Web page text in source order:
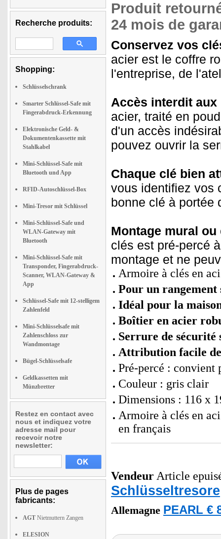
Recherche produits:
Shopping:
Schlüsselschrank
Smarter Schlüssel-Safe mit
Fingerabdruck-Erkennung
Elektronische Geld- &
Dokumentenkassette mit
Stahlkabel
Mini-Schlüssel-Safe mit
Bluetooth und App
RFID-Autoschlüssel-Box
Mini-Tresor mit Schlüssel
Mini-Schlüssel-Safe und
WLAN-Gateway mit
Bluetooth
Mini-Schlüssel-Safe mit
Transponder, Fingerabdruck-
Scanner, WLAN-Gateway &
App
Schlüssel-Safe mit 12-stelligem
Zahlenfeld
Mini-Schlüsselsafe mit
Zahlenschloss zur
Wandmontage
Bügel-Schlüsselsafe
Geldkassetten mit
Münzbretter
Restez en contact avec
nous et indiquez votre
adresse mail pour
recevoir notre
newsletter:
Plus de pages
fabricants:
AGT Nietmuttern Zangen
ELESION
Produit
24 mois de
Conservez vos
acier est le coffre
l'entreprise, de
Accès interdit
acier, traité en
d'un accès
pouvez ouvrir la
Chaque clé bien
vous identifiez vos
bonne clé à portée
Montage mural
clés est pré-percé
montage et ne
Armoire à clés en
Pour un rangement
Idéal pour la
Boîtier en acier
Serrure de sécurité
Attribution facile
Pré-percé : convient
Couleur : gris clair
Dimensions : 116 x
Armoire à clés en
en français
Vendeur Article
Schlüsseltresore
Allemagne PEARL €